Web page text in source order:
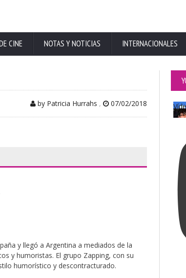
CINE NOTAS Y NOTICIAS INTERNACIONALES
by Patricia Hurrahs , 07/02/2018
y llegó a Argentina a mediados de la
y humoristas. El grupo Zapping, con su
humorístico y descontracturado.